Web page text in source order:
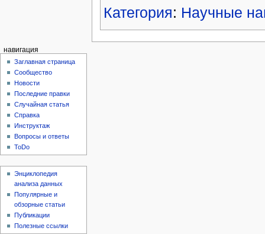
Категория: Научные
навигация
Заглавная страница
Сообщество
Новости
Последние правки
Случайная статья
Справка
Инструктаж
Вопросы и ответы
ToDo
Энциклопедия
анализа данных
Популярные и
обзорные статьи
Публикации
Полезные ссылки